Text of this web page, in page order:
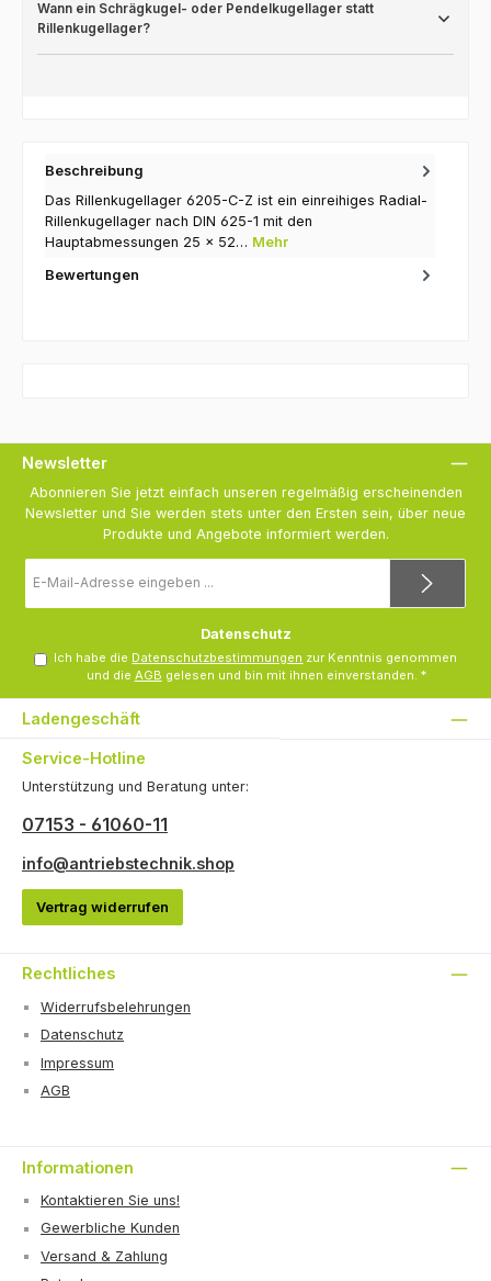
Wann ein Schrägkugel- oder Pendelkugellager statt
Rillenkugellager?
Beschreibung
Das Rillenkugellager 6205-C-Z ist ein einreihiges Radial-
Rillenkugellager nach DIN 625-1 mit den
Hauptabmessungen 25 × 52… Mehr
Bewertungen
Newsletter
Abonnieren Sie jetzt einfach unseren regelmäßig erscheinenden
Newsletter und Sie werden stets unter den Ersten sein, über neue
Produkte und Angebote informiert werden.
Mail-
Adresse
Datenschutz
Ich habe die Datenschutzbestimmungen zur Kenntnis genommen
und die AGB gelesen und bin mit ihnen einverstanden. *
Ladengeschäft
Service-Hotline
Unterstützung und Beratung unter:
07153 - 61060-11
info@antriebstechnik.shop
Vertrag widerrufen
Rechtliches
Widerrufsbelehrungen
Datenschutz
Impressum
AGB
Informationen
Kontaktieren Sie uns!
Gewerbliche Kunden
Versand & Zahlung